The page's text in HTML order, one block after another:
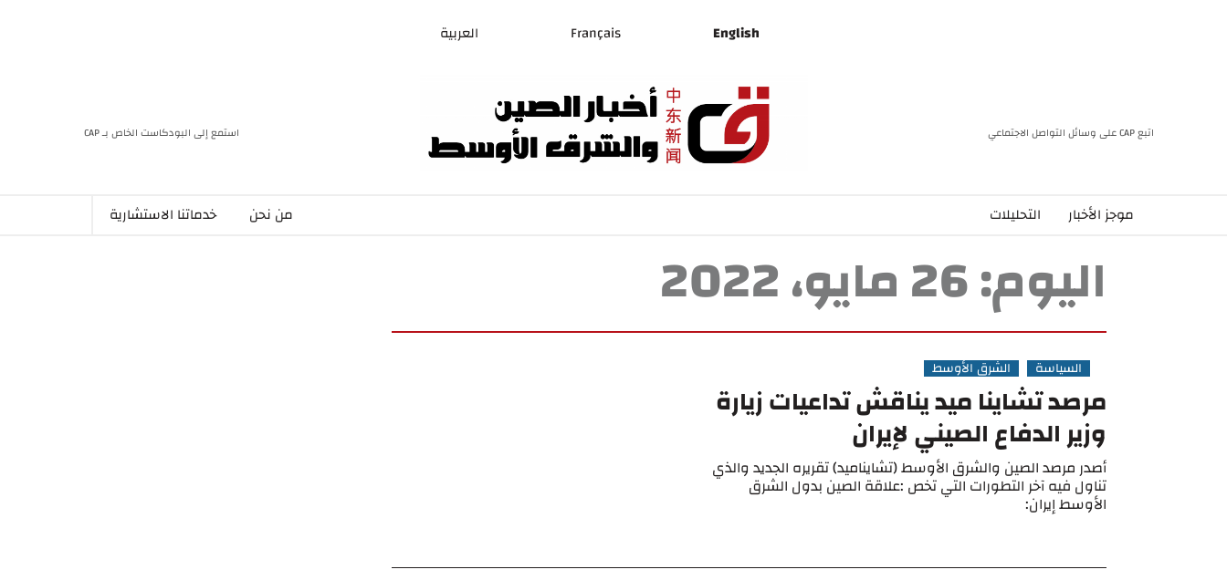
English
Français العربية
اتبع CAP على وسائل التواصل الاجتماعي استمع إلى البودكاست الخاص بـ CAP
موجز الأخبار التحليلات من نحن خدماتنا الاستشارية
اليوم:26 مايو، 2022
السياسة الشرق الأوسط
مرصد تشاينا ميد يناقش تداعيات زيارة
وزير الدفاع الصيني لإيران
أصدر مرصد الصين والشرق الأوسط (تشايناميد) تقريره الجديد والذي
تناول فيه آخر التطورات التي تخص :علاقة الصين بدول الشرق
الأوسط إيران: